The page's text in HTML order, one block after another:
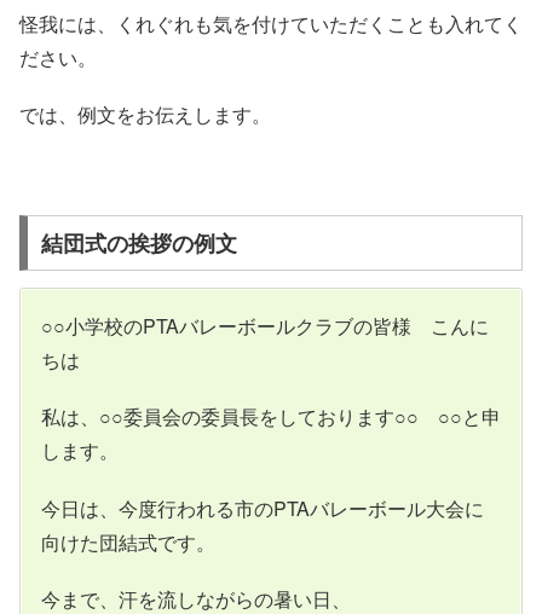
怪我には、くれぐれも気を付けていただくことも入れてく
ださい。
では、例文をお伝えします。
結団式の挨拶の例文
○○小学校のPTAバレーボールクラブの皆様 こんに
ちは
私は、○○委員会の委員長をしております○○ ○○と申
します。
今日は、今度行われる市のPTAバレーボール大会に
向けた団結式です。
今まで、汗を流しながらの暑い日、